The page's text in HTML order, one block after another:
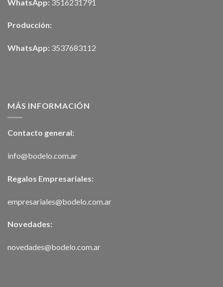
WhatsApp: 3516231791
Producción:
WhatsApp: 3537683112
MÁS INFORMACIÓN
Contacto general:
info@bodelo.com.ar
Regalos Empresariales:
empresariales@bodelo.com.ar
Novedades:
novedades@bodelo.com.ar